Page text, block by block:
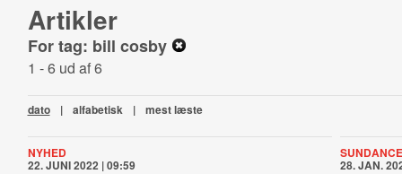
Artikler
For tag: bill cosby
1 - 6 ud af 6
dato | alfabetisk | mest læste
NYHED
22. JUNI 2022 | 09:59 28. JAN.